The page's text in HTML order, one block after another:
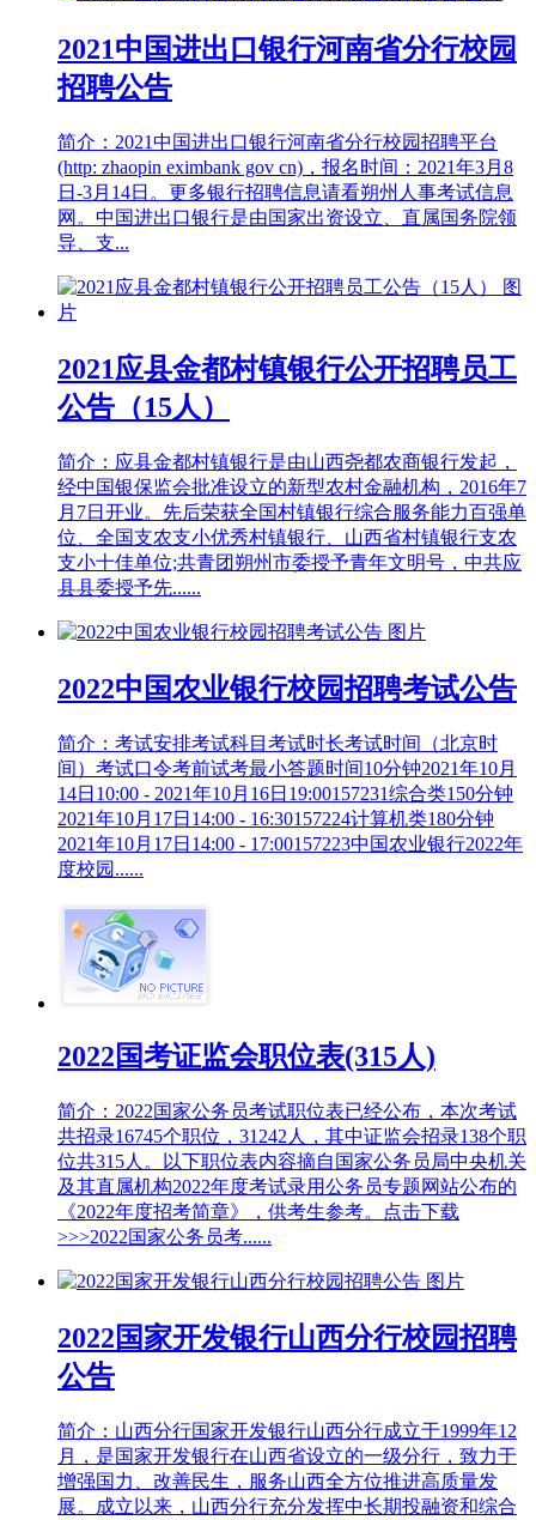
2021中国进出口银行河南省分行校园
招聘公告
简介：2021中国进出口银行河南省分行校园招聘平台
(http: zhaopin eximbank gov cn)，报名时间：2021年3月8
日-3月14日。更多银行招聘信息请看朔州人事考试信息
网。中国进出口银行是由国家出资设立、直属国务院领
导、支...
2021应县金都村镇银行公开招聘员工
公告（15人）
简介：应县金都村镇银行是由山西尧都农商银行发起，
经中国银保监会批准设立的新型农村金融机构，2016年7
月7日开业。先后荣获全国村镇银行综合服务能力百强单
位、全国支农支小优秀村镇银行、山西省村镇银行支农
支小十佳单位;共青团朔州市委授予青年文明号，中共应
县县委授予先......
2022中国农业银行校园招聘考试公告
简介：考试安排考试科目考试时长考试时间（北京时
间）考试口令考前试考最小答题时间10分钟2021年10月
14日10:00 - 2021年10月16日19:00157231综合类150分钟
2021年10月17日14:00 - 16:30157224计算机类180分钟
2021年10月17日14:00 - 17:00157223中国农业银行2022年
度校园......
2022国考证监会职位表(315人)
简介：2022国家公务员考试职位表已经公布，本次考试
共招录16745个职位，31242人，其中证监会招录138个职
位共315人。以下职位表内容摘自国家公务员局中央机关
及其直属机构2022年度考试录用公务员专题网站公布的
《2022年度招考简章》，供考生参考。点击下载
>>>2022国家公务员考......
2022国家开发银行山西分行校园招聘
公告
简介：山西分行国家开发银行山西分行成立于1999年12
月，是国家开发银行在山西省设立的一级分行，致力于
增强国力、改善民生，服务山西全方位推进高质量发
展。成立以来，山西分行充分发挥中长期投融资和综合